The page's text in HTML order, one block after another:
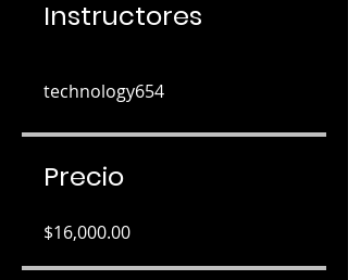
Instructores
technology654
Precio
$16,000.00